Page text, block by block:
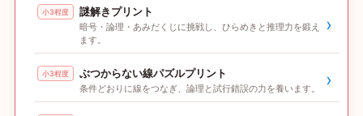
小3程度 謎解きプリント
暗号・論理・あみだくじに挑戦し、ひらめきと推理力を鍛え
ます。
›
小3程度 ぶつからない線パズルプリント
条件どおりに線をつなぎ、論理と試行錯誤の力を養います。 ›